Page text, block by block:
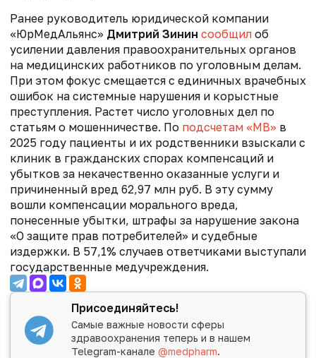
Ранее руководитель юридической компании
«ЮрМедАльянс» Дмитрий Зинин сообщил об
усилении давления правоохранительных органов
на медицинских работников по уголовным делам.
При этом фокус смещается с единичных врачебных
ошибок на системные нарушения и корыстные
преступления. Растет число уголовных дел по
статьям о мошенничестве. По подсчетам «МВ» в
2025 году пациенты и их родственники взыскали с
клиник в гражданских спорах компенсаций и
убытков за некачественно оказанные услуги и
причиненный вред 62,97 млн руб. В эту сумму
вошли компенсации морального вреда,
понесенные убытки, штрафы за нарушение закона
«О защите прав потребителей» и судебные
издержки. В 57,1% случаев ответчиками выступали
государственные медучреждения.
Присоединяйтесь!
Самые важные новости сферы
здравоохранения теперь и в нашем
Telegram-канале@medpharm.